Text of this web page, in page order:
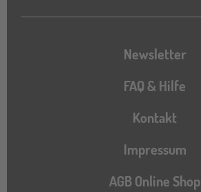
Newsletter
FAQ & Hilfe
Kontakt
Impressum
AGB Online Shop